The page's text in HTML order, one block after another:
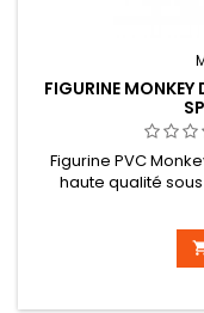
FIGURINE MONKEY
Figurine PVC
haute qualité
Grandline